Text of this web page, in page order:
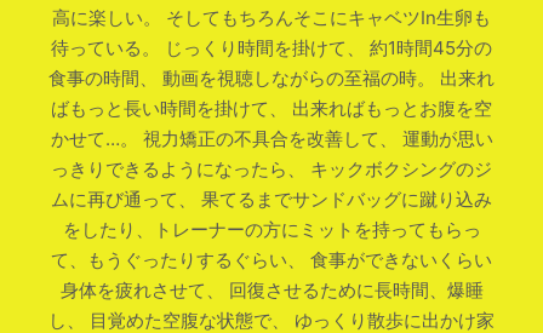
高に楽しい。 そしてもちろんそこにキャベツIn生卵も
待っている。 じっくり時間を掛けて、 約1時間45分の
食事の時間、 動画を視聴しながらの至福の時。 出来れ
ばもっと長い時間を掛けて、 出来ればもっとお腹を空
かせて…。 視力矯正の不具合を改善して、 運動が思い
っきりできるようになったら、 キックボクシングのジ
ムに再び通って、 果てるまでサンドバッグに蹴り込み
をしたり、トレーナーの方にミットを持ってもらっ
て、もうぐったりするぐらい、 食事ができないくらい
身体を疲れさせて、 回復させるために長時間、爆睡
し、 目覚めた空腹な状態で、 ゆっくり散歩に出かけ家